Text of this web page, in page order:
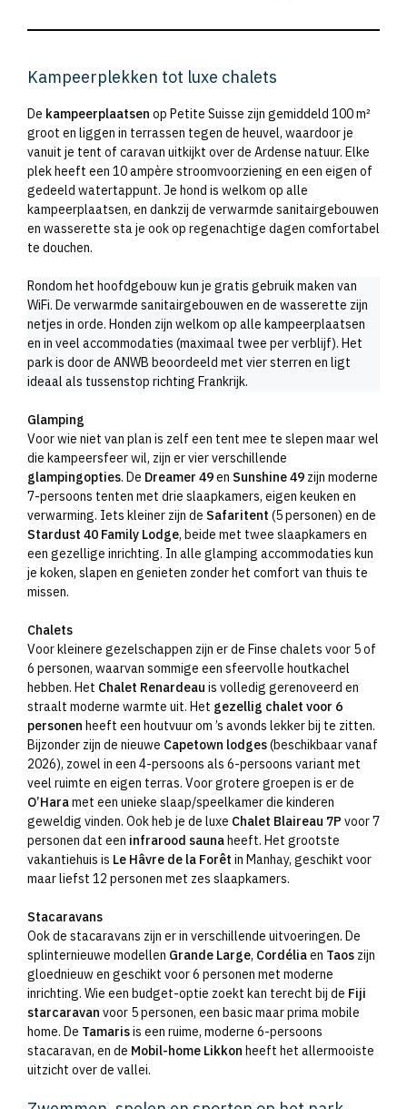
Kampeerplekken tot luxe chalets
De kampeerplaatsen op Petite Suisse zijn gemiddeld 100 m²
groot en liggen in terrassen tegen de heuvel, waardoor je
vanuit je tent of caravan uitkijkt over de Ardense natuur. Elke
plek heeft een 10 ampère stroomvoorziening en een eigen of
gedeeld watertappunt. Je hond is welkom op alle
kampeerplaatsen, en dankzij de verwarmde sanitairgebouwen
en wasserette sta je ook op regenachtige dagen comfortabel
te douchen.
Rondom het hoofdgebouw kun je gratis gebruik maken van
WiFi. De verwarmde sanitairgebouwen en de wasserette zijn
netjes in orde. Honden zijn welkom op alle kampeerplaatsen
en in veel accommodaties (maximaal twee per verblijf). Het
park is door de ANWB beoordeeld met vier sterren en ligt
ideaal als tussenstop richting Frankrijk.
Glamping
Voor wie niet van plan is zelf een tent mee te slepen maar wel
die kampeersfeer wil, zijn er vier verschillende
glampingopties. De Dreamer 49en Sunshine 49 zijn moderne
7-persoons tenten met drie slaapkamers, eigen keuken en
verwarming. Iets kleiner zijn de Safaritent (5 personen) en de
Stardust 40 Family Lodge, beide met twee slaapkamers en
een gezellige inrichting. In alle glamping accommodaties kun
je koken, slapen en genieten zonder het comfort van thuis te
missen.
Chalets
Voor kleinere gezelschappen zijn er de Finse chalets voor 5 of
6 personen, waarvan sommige een sfeervolle houtkachel
hebben. Het Chalet Renardeau is volledig gerenoveerd en
straalt moderne warmte uit. Het gezellig chalet voor 6
personen heeft een houtvuur om ’s avonds lekker bij te zitten.
Bijzonder zijn de nieuwe Capetown lodges(beschikbaar vanaf
2026), zowel in een 4-persoons als 6-persoons variant met
veel ruimte en eigen terras. Voor grotere groepen is er de
O’Haramet een unieke slaap/speelkamer die kinderen
geweldig vinden. Ook heb je de luxe Chalet Blaireau 7P voor 7
personen dat een infrarood saunaheeft. Het grootste
vakantiehuis is Le Hâvre de la Forêt in Manhay, geschikt voor
maar liefst 12 personen met zes slaapkamers.
Stacaravans
Ook de stacaravans zijn er in verschillende uitvoeringen. De
splinternieuwe modellen Grande Large, Cordéliaen Taos zijn
gloednieuw en geschikt voor 6 personen met moderne
inrichting. Wie een budget-optie zoekt kan terecht bij de Fiji
starcaravan voor 5 personen, een basic maar prima mobile
home. De Tamarisis een ruime, moderne 6-persoons
stacaravan, en de Mobil-home Likkon heeft het allermooiste
uitzicht over de vallei.